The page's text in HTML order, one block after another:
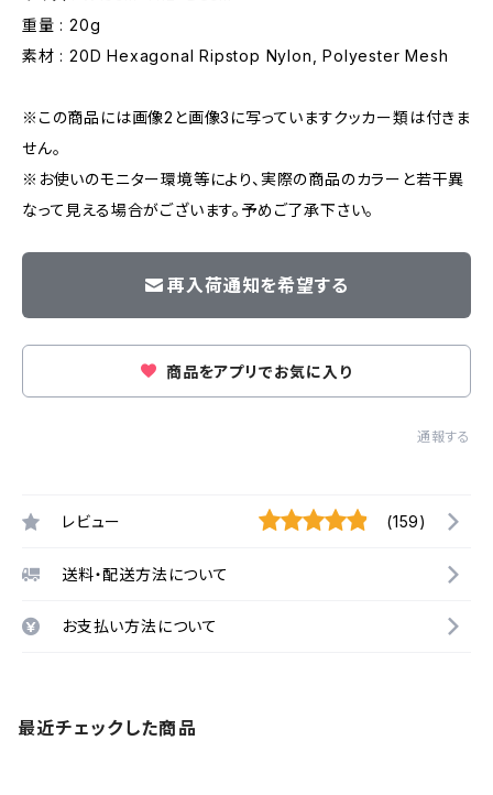
重量 : 20g
素材 : 20D Hexagonal Ripstop Nylon, Polyester Mesh
※この商品には画像2と画像3に写っていますクッカー類は付きま
せん。
※お使いのモニター環境等により、実際の商品のカラーと若干異
なって見える場合がございます。予めご了承下さい。
再入荷通知を希望する
商品をアプリでお気に入り
通報する
レビュー (159)
送料・配送方法について
お支払い方法について
最近チェックした商品